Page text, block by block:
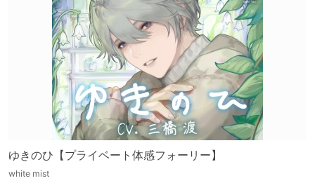
ゆきのひ【プライベート体感フォーリー】
white mist